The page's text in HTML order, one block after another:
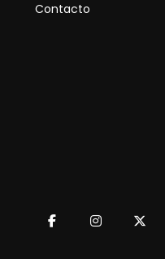
Contacto